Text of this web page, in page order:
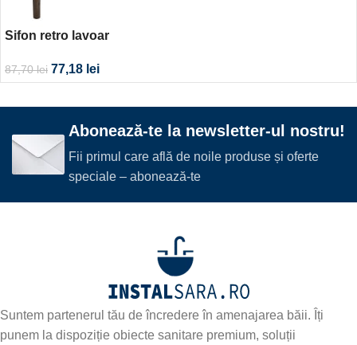
Sifon retro lavoar
87,70lei 77,18 lei
Abonează-te la newsletter-ul nostru!
Fii primul care află de noile produse și oferte
speciale – abonează-te
Suntem partenerul tău de încredere în amenajarea băii. Îți
punem la dispoziție obiecte sanitare premium, soluții